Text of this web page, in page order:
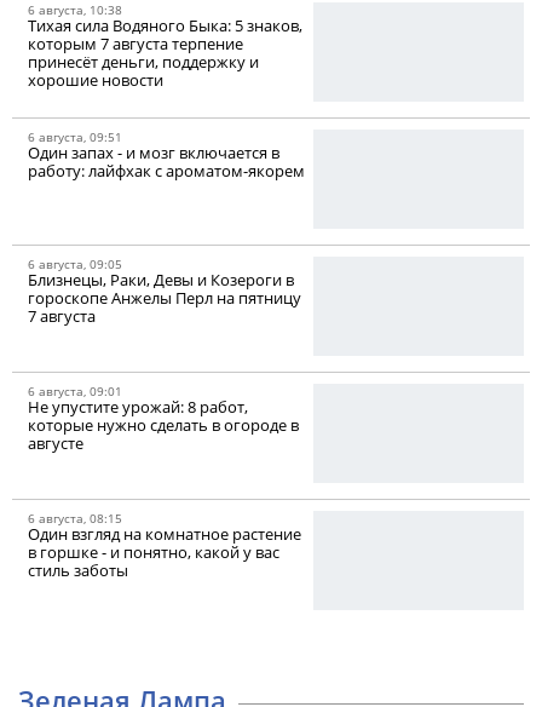
6 августа, 10:38
Тихая сила Водяного Быка: 5 знаков,
которым 7 августа терпение
принесёт деньги, поддержку и
хорошие новости
6 августа, 09:51
Один запах - и мозг включается в
работу: лайфхак с ароматом-якорем
6 августа, 09:05
Близнецы, Раки, Девы и Козероги в
гороскопе Анжелы Перл на пятницу
7 августа
6 августа, 09:01
Не упустите урожай: 8 работ,
которые нужно сделать в огороде в
августе
6 августа, 08:15
Один взгляд на комнатное растение
в горшке - и понятно, какой у вас
стиль заботы